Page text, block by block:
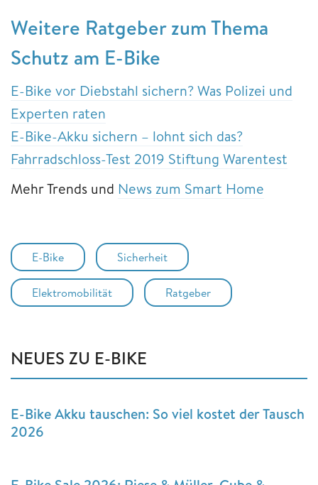
Weitere Ratgeber zum Thema
Schutz am E-Bike
E-Bike vor Diebstahl sichern? Was Polizei und
Experten raten
E-Bike-Akku sichern – lohnt sich das?
Fahrradschloss-Test 2019 Stiftung Warentest
Mehr Trends und News zum Smart Home
E-Bike Sicherheit
Elektromobilität Ratgeber
NEUES ZU E-BIKE
E-Bike Akku tauschen: So viel kostet der Tausch
2026